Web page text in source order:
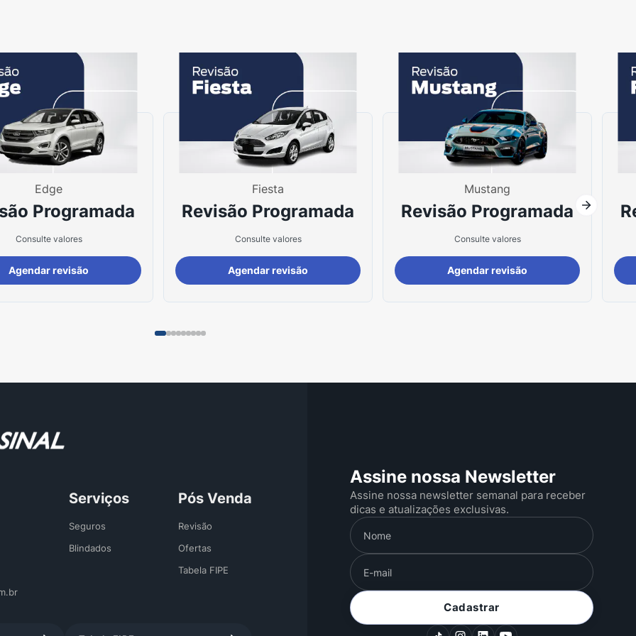
Edge
Programada
Consulte valores
Agendar revisão
Fiesta
Revisão Programada
Consulte valores
Agendar revisão
Mustang
Revisão Programada
Consulte valores
Agendar revisão
Serviços
Seguros
Blindados
Pós Venda
Revisão
Ofertas
Tabela FIPE
Assine nossa Newsletter
Assine nossa newsletter semanal para receber
dicas e atualizações exclusivas.
Cadastrar